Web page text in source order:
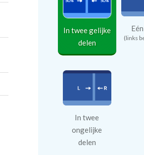
In twee gelijke
delen
(links
In twee
ongelijke
delen